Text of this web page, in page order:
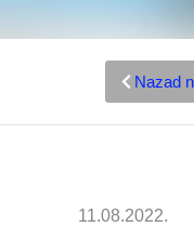
Nazad
11.08.2022.